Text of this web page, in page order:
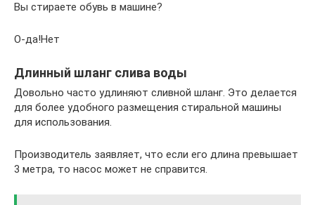
Вы стираете обувь в машине?
О-да!Нет
Длинный шланг слива воды
Довольно часто удлиняют сливной шланг. Это делается
для более удобного размещения стиральной машины
для использования.
Производитель заявляет, что если его длина превышает
3 метра, то насос может не справится.